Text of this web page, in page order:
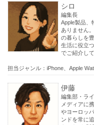
シロ
編集長
Apple製品、
ありません
の暮らしを
生活に役立
でご紹介し
担当ジャンル：iPhone、Apple
伊藤
編集部・ラ
メディアに
やヨーロッ
ンドを常に